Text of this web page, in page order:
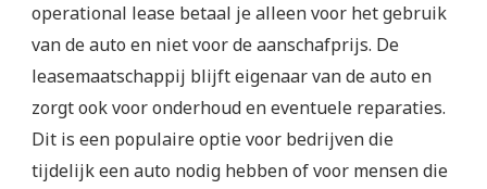
operational lease betaal je alleen voor het gebruik
van de auto en niet voor de aanschafprijs. De
leasemaatschappij blijft eigenaar van de auto en
zorgt ook voor onderhoud en eventuele reparaties.
Dit is een populaire optie voor bedrijven die
tijdelijk een auto nodig hebben of voor mensen die